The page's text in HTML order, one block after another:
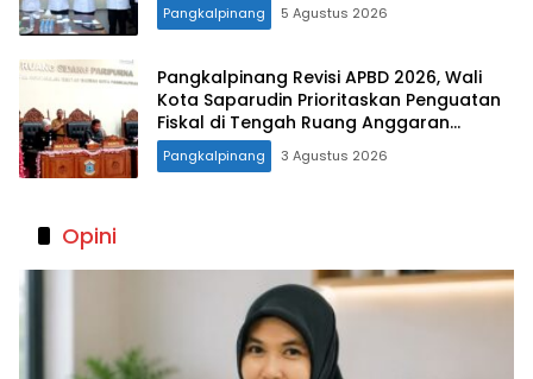
Pangkalpinang 5 Agustus 2026
Pangkalpinang Revisi APBD 2026, Wali
Kota Saparudin Prioritaskan Penguatan
Fiskal di Tengah Ruang Anggaran
Terbatas
Pangkalpinang 3 Agustus 2026
Opini